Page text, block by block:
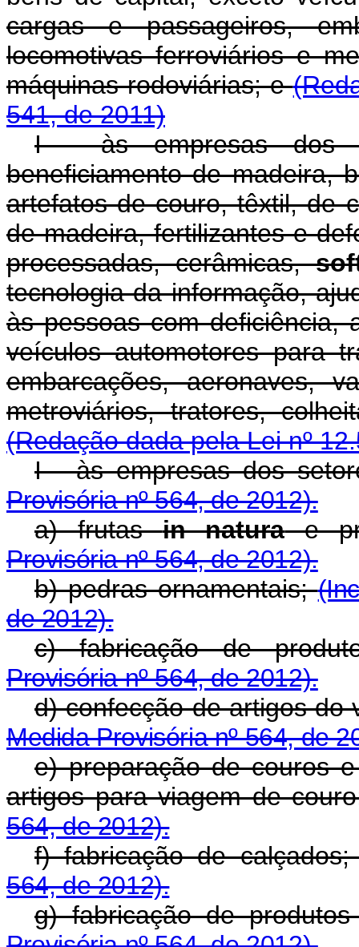
cargas e passageiros,
locomotivas ferroviários e
máquinas rodoviárias; e
541, de 2011)
I - às empresas dos
beneficiamento de madeira,
artefatos de couro, têxtil, de
de madeira, fertilizantes e
processadas, cerâmicas,
tecnologia da informação,
às pessoas com deficiência,
veículos automotores para
embarcações, aeronaves,
metroviários, tratores,
(Redação dada pela Lei nº
I - às empresas dos
Provisória nº 564, de 2012).
a) frutasin naturae
Provisória nº 564, de 2012).
b) pedras ornamentais;
de 2012).
c) fabricação de
Provisória nº 564, de 2012).
d) confecção de artigos
Medida Provisória nº 564, de
e) preparação de couros
artigos para viagem de
564, de 2012).
f) fabricação de
564, de 2012).
g) fabricação de